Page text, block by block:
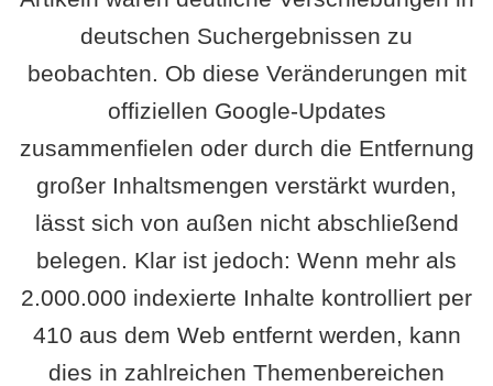
deutschen Suchergebnissen zu
beobachten. Ob diese Veränderungen mit
offiziellen Google-Updates
zusammenfielen oder durch die Entfernung
großer Inhaltsmengen verstärkt wurden,
lässt sich von außen nicht abschließend
belegen. Klar ist jedoch: Wenn mehr als
2.000.000 indexierte Inhalte kontrolliert per
410 aus dem Web entfernt werden, kann
dies in zahlreichen Themenbereichen